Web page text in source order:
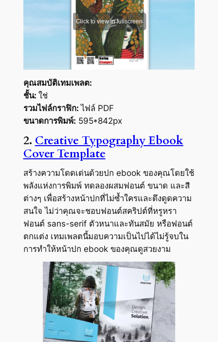
คุณสมบัติเทมเพลต:
ชั้น: ใช่
รวมไฟล์กราฟิก:ไฟล์ PDF
ขนาดการพิมพ์: 595*842px
2. Creative Typography Ebook
Cover Template
สร้างความโดดเด่นด้วยปก ebook ของคุณโดยใช้
พลังแห่งการพิมพ์ ทดลองผสมฟอนต์ ขนาด และสี
ต่างๆ เพื่อสร้างหน้าปกที่ไม่ซ้ำใครและดึงดูดความ
สนใจ ไม่ว่าคุณจะชอบฟอนต์สคริปต์ที่หรูหรา
ฟอนต์ sans-serif ตัวหนาและทันสมัย หรือฟอนต์
ตกแต่ง เทมเพลตนี้มอบความเป็นไปได้ไม่รู้จบใน
การทำให้หน้าปก ebook ของคุณดูสวยงาม